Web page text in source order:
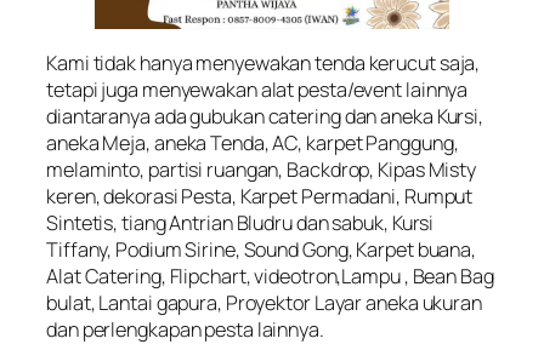
Kami tidak hanya menyewakan tenda kerucut saja,
tetapi juga menyewakan alat pesta/event lainnya
diantaranya ada gubukan catering dan aneka Kursi,
aneka Meja, aneka Tenda, AC, karpet Panggung,
melaminto, partisi ruangan, Backdrop, Kipas Misty
keren, dekorasi Pesta, Karpet Permadani, Rumput
Sintetis, tiang Antrian Bludru dan sabuk, Kursi
Tiffany, Podium Sirine, Sound Gong, Karpet buana,
Alat Catering, Flipchart, videotron,Lampu , Bean Bag
bulat, Lantai gapura, Proyektor Layar aneka ukuran
dan perlengkapan pesta lainnya.